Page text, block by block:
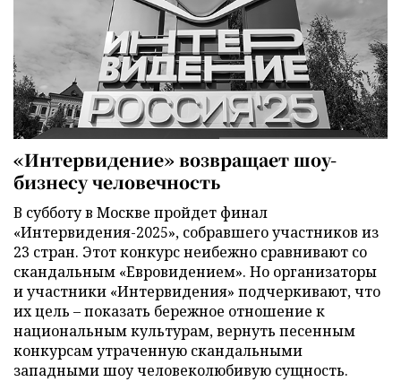
«Интервидение» возвращает шоу-
бизнесу человечность
В субботу в Москве пройдет финал
«Интервидения-2025», собравшего участников из
23 стран. Этот конкурс неибежно сравнивают со
скандальным «Евровидением». Но организаторы
и участники «Интервидения» подчеркивают, что
их цель – показать бережное отношение к
национальным культурам, вернуть песенным
конкурсам утраченную скандальными
западными шоу человеколюбивую сущность.